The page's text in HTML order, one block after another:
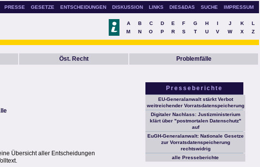
PRESSE GESETZE ENTSCHEIDUNGEN DISKUSSION LINKS DIES&DAS SUCHE IMPRESSUM
A B C D E F G H I J K
L
M
N O P R S T U V W X Z
Öst. Recht Problemfälle
Übersicht aller Entscheidungen
Presseberichte
EU-Generalanwalt stärkt Verbot
weitreichender Vorratsdatenspeicherung
Digitaler Nachlass: Justizministerium
klärt über "postmortalen Datenschutz"
auf
EuGH-Generalanwalt: Nationale Gesetze
zur Vorratsdatenspeicherung
rechtswidrig
alle Presseberichte